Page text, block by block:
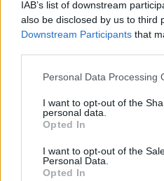
IAB’s list of downstream
also be disclosed by us to third
Downstream Participants that
Personal Data Processing
I want to opt-out of the
personal data.
Opted In
I want to opt-out of the
Personal Data.
Opted In
Forum:Dla
Co to może być/2 .
pytaniem.. podczas
bardziej w trakcie